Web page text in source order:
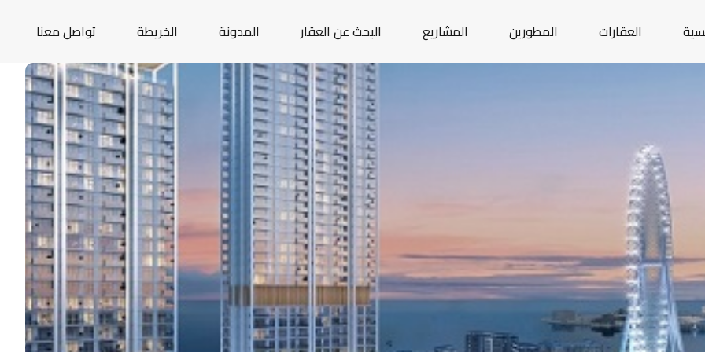
العقارات المطورين المشاريع البحث عن العقار المدونة الخريطة تواصل معنا